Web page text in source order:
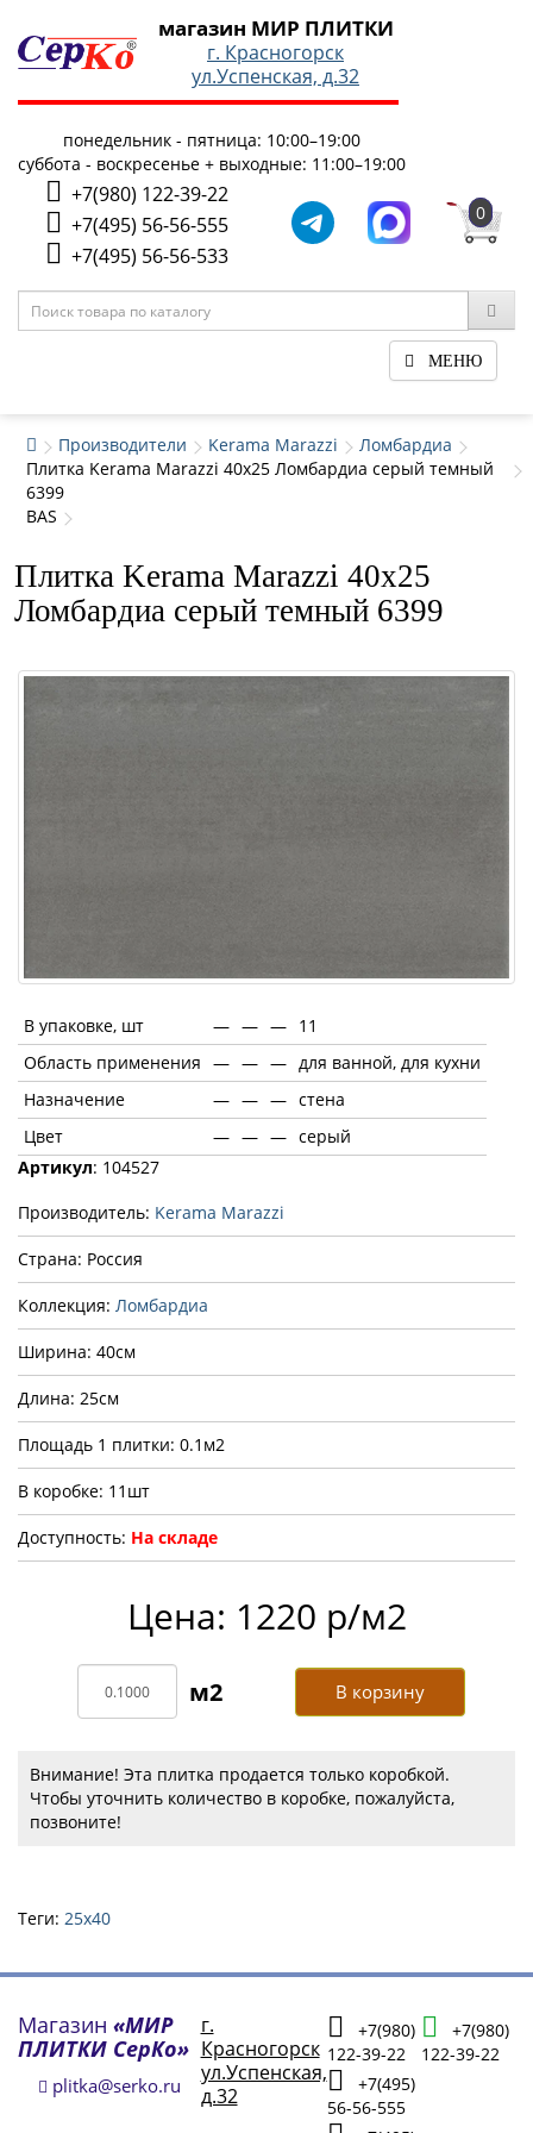
магазин МИР ПЛИТКИ
г. Красногорск
ул.Успенская, д.32
понедельник - пятница: 10:00–19:00
суббота - воскресенье + выходные: 11:00–19:00
+7(980) 122-39-22
+7(495) 56-56-555
+7(495) 56-56-533
0
МЕНЮ
Производители Kerama Marazzi
Ломбардиа
Плитка Kerama Marazzi 40x25 Ломбардиа серый темный
6399
BAS
Плитка Kerama Marazzi 40x25
Ломбардиа серый темный 6399
В упаковке, шт — — — 11
Область применения — — — для ванной, для кухни
Назначение
— — — стена
Цвет
— — — серый
Артикул: 104527
Производитель: Kerama Marazzi
Страна: Россия
Коллекция: Ломбардиа
Ширина: 40см
Длина: 25см
Площадь 1 плитки: 0.1м2
В коробке: 11шт
Доступность: На складе
Цена: 1220 р/м2
В корзину
Внимание! Эта плитка продается только коробкой.
Чтобы уточнить количество в коробке, пожалуйста,
позвоните!
Теги: 25х40
Магазин «МИР
ПЛИТКИ СерКо»
plitka@serko.ru
г.
Красногорск
ул.Успенская,
д.32
+7(980)
122-39-22
+7(495)
56-56-555
+7(980)
122-39-22